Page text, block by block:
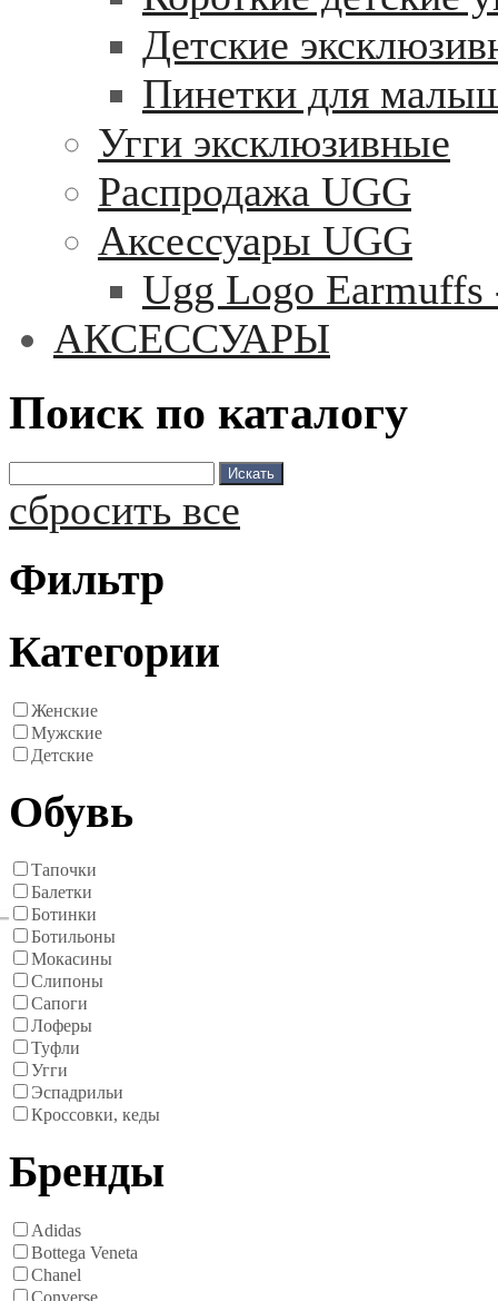
Детские
Пинетки для
Угги эксклюзивные
Распродажа UGG
Аксессуары UGG
Ugg Logo
АКСЕССУАРЫ
Поиск по каталогу
сбросить все
Фильтр
Категории
Женские
Мужские
Детские
Обувь
Тапочки
Балетки
Ботинки
Ботильоны
Мокасины
Слипоны
Сапоги
Лоферы
Туфли
Угги
Эспадрильи
Кроссовки, кеды
Бренды
Adidas
Bottega Veneta
Chanel
Converse